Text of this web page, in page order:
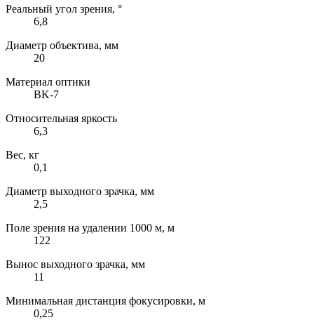
Реальный угол зрения, °
6,8
Диаметр объектива, мм
20
Материал оптики
BK-7
Относительная яркость
6,3
Вес, кг
0,1
Диаметр выходного зрачка, мм
2,5
Поле зрения на удалении 1000 м, м
122
Вынос выходного зрачка, мм
11
Минимальная дистанция фокусировки, м
0,25